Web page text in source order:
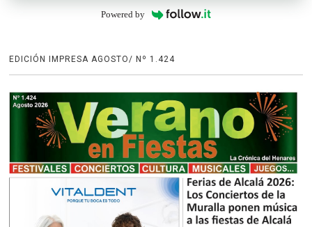
Powered by
EDICIÓN IMPRESA AGOSTO/ Nº 1.424